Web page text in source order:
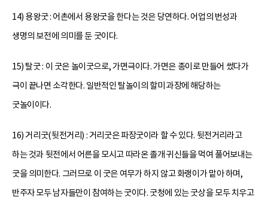
14) 용왕굿 : 어촌에서 용왕굿을 한다는 것은 당연하다. 어업의 번성과
생명의 보전에 의미를 둔 굿이다.
15) 탈굿 : 이 굿은 놀이굿으로, 가면극이다. 가면은 종이로 만들어 썼다가
극이 끝나면 소각한다. 일반적인 탈놀이의 할미 과장에 해당하는
굿놀이이다.
16) 거리굿(뒷전거리) : 거리굿은 파장굿이라 할 수 있다. 뒷전거리라고
하는 것과 뒷전에서 어른을 모시고 따라온 졸개 귀신들을 먹여 풀어보내는
굿을 의미한다. 그러므로 이 굿은 여무가 하지 않고 화랭이가 맡아 하며,
반주자 모두 남자들만이 참여하는 굿이다. 굿청에 있는 굿상을 모두 치우고